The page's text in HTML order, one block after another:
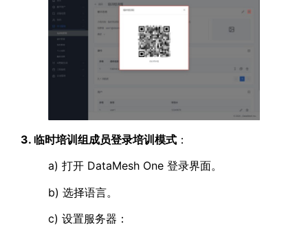
3. 临时培训组成员登录培训模式 ：
a) 打开 DataMesh One 登录界面。
b) 选择语言。
c) 设置服务器：